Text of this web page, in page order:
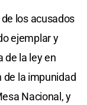
los acusados
ejemplar y
de la ley en
de la impunidad
Nacional, y